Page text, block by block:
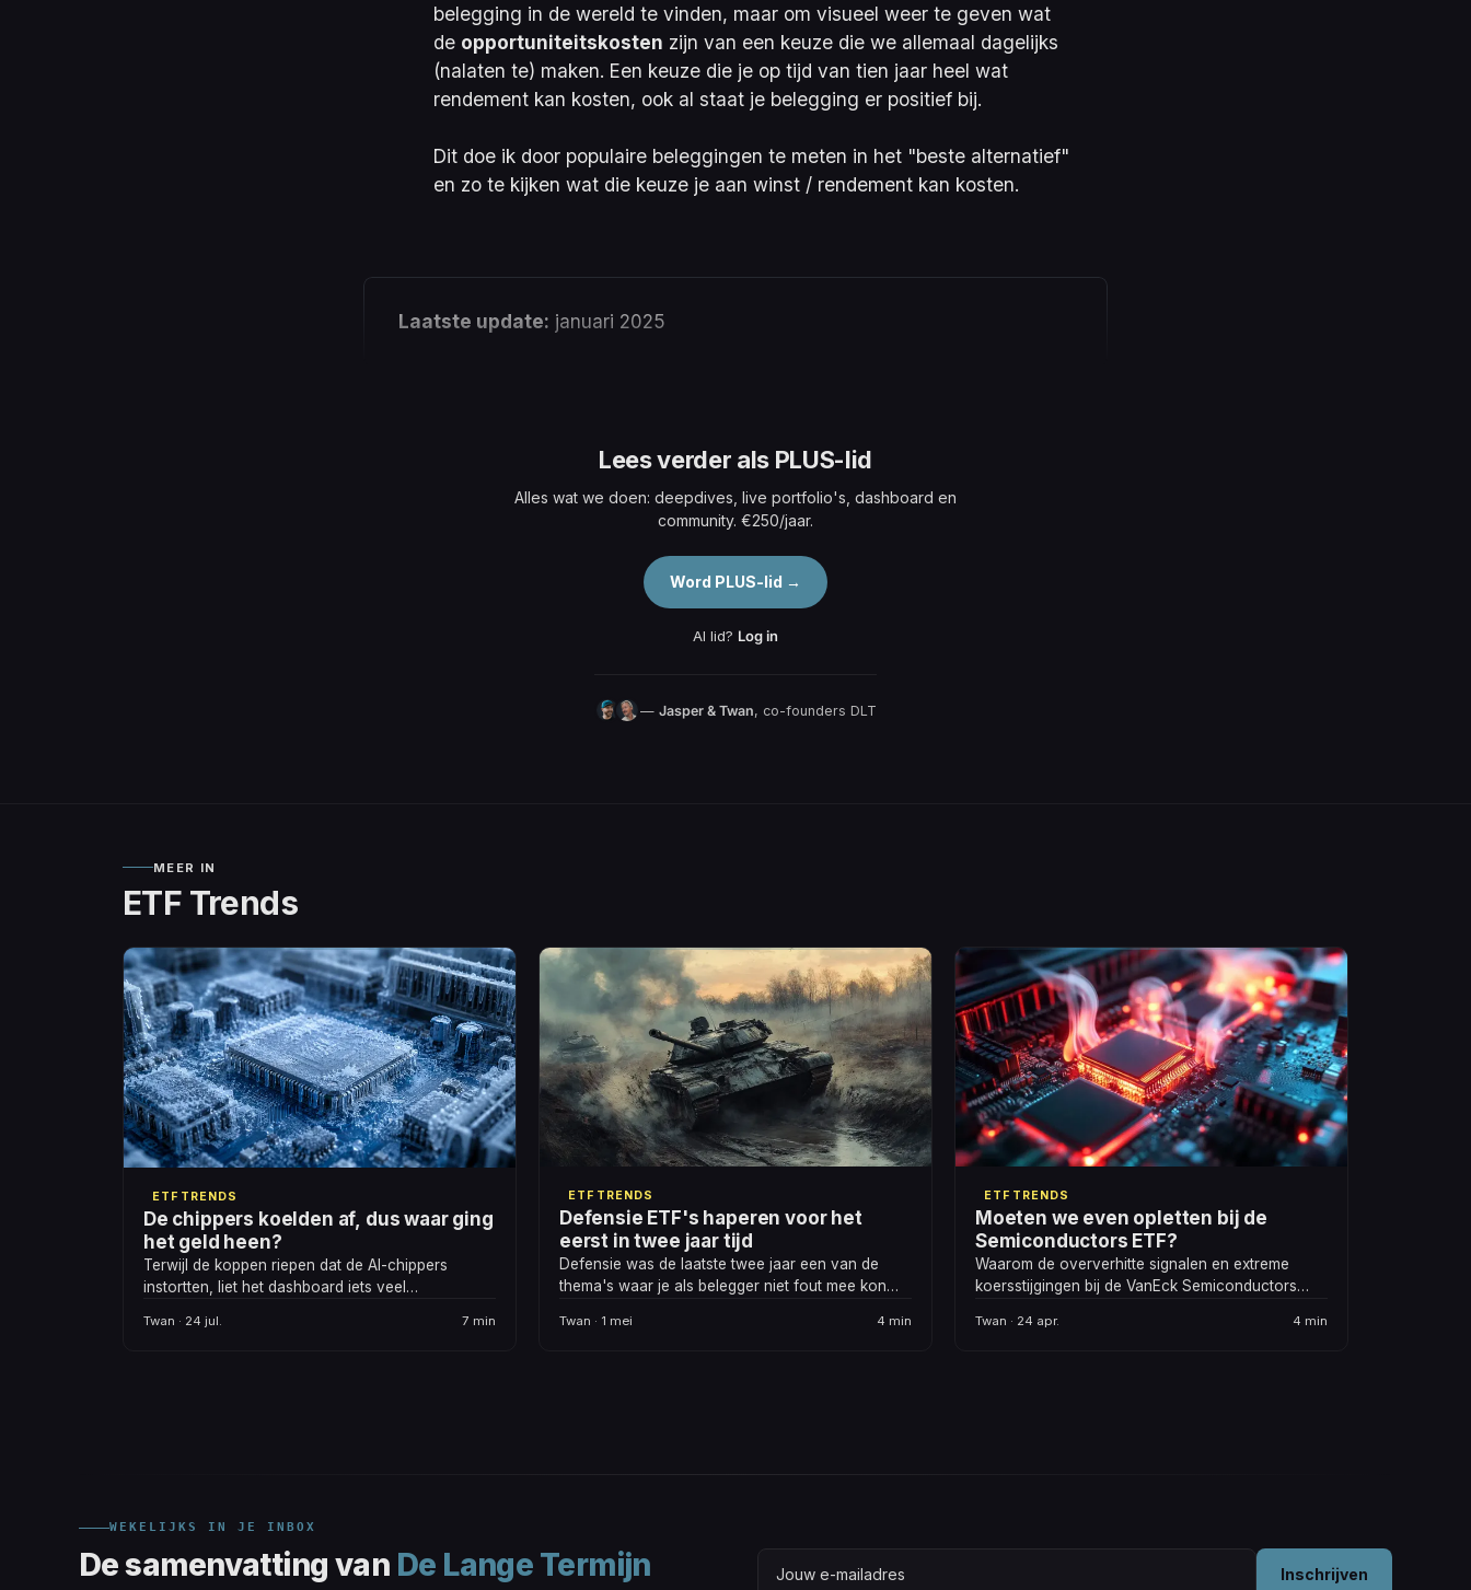
belegging in de wereld te vinden, maar om visueel weer te geven wat
de opportuniteitskosten zijn van een keuze die we allemaal dagelijks
(nalaten te) maken. Een keuze die je op tijd van tien jaar heel wat
rendement kan kosten, ook al staat je belegging er positief bij.
Dit doe ik door populaire beleggingen te meten in het "beste alternatief"
en zo te kijken wat die keuze je aan winst / rendement kan kosten.
Laatste update: januari 2025
Lees verder als PLUS-lid
Alles wat we doen: deepdives, live portfolio's, dashboard en
community. €250/jaar.
Word PLUS-lid →
Al lid? Log in
— Jasper & Twan, co-founders DLT
MEER IN
ETF Trends
ETF TRENDS
De chippers koelden af, dus waar ging
het geld heen?
Terwijl de koppen riepen dat de AI-chippers
instortten, liet het dashboard iets veel
om heel verschillende redenen opvielen.
Twan · 24 jul. 7 min
ETF TRENDS
Defensie ETF's haperen voor het
eerst in twee jaar tijd
Defensie was de laatste twee jaar een van de
thema's waar je als belegger niet fout mee kon
die structureel omhoog gingen, een Europa dat
Twan · 1 mei 4 min
ETF TRENDS
Moeten we even opletten bij de
Semiconductors ETF?
Waarom de oververhitte signalen en extreme
koersstijgingen bij de VanEck Semiconductors
gaan denken.
Twan · 24 apr. 4 min
WEKELIJKS IN JE INBOX
De samenvatting van De Lange Termijn Inschrijven